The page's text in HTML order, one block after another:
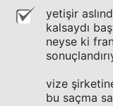
yetişir
kalsaydı
neyse ki
vize
bu saçma